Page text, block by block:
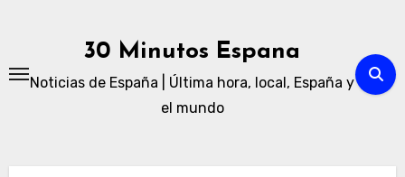
30 Minutos Espana
Noticias de España | Última hora, local, España y
el mundo